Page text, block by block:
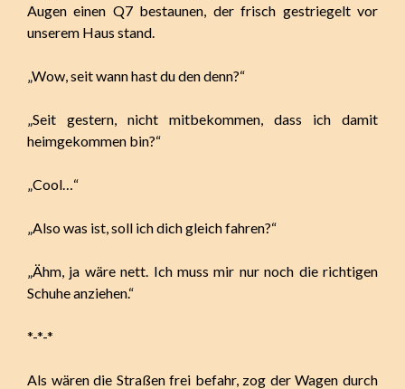
Augen einen Q7 bestaunen, der frisch gestriegelt vor
unserem Haus stand.
„Wow, seit wann hast du den denn?“
„Seit gestern, nicht mitbekommen, dass ich damit
heimgekommen bin?“
„Cool…“
„Also was ist, soll ich dich gleich fahren?“
„Ähm, ja wäre nett. Ich muss mir nur noch die richtigen
Schuhe anziehen.“
*-*-*
Als wären die Straßen frei befahr, zog der Wagen durch